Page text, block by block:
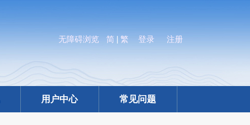
无障碍浏览 简 繁 登录 注册
用户中心 常见问题